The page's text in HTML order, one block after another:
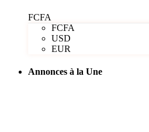
FCFA
FCFA
USD
EUR
Annonces à la Une